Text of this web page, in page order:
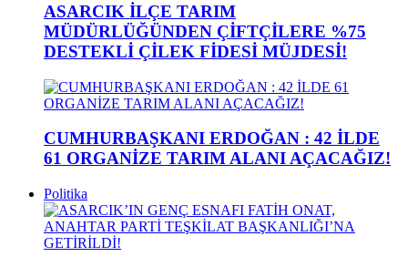
ASARCIK İLÇE TARIM
MÜDÜRLÜĞÜNDEN ÇİFTÇİLERE %75
DESTEKLİ ÇİLEK FİDESİ MÜJDESİ!
CUMHURBAŞKANI ERDOĞAN : 42 İLDE
61 ORGANİZE TARIM ALANI AÇACAĞIZ!
Politika